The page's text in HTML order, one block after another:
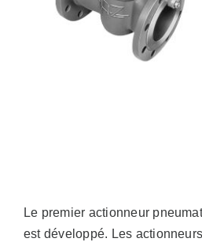
Ventes
Le premier actionneur
est développé. Les